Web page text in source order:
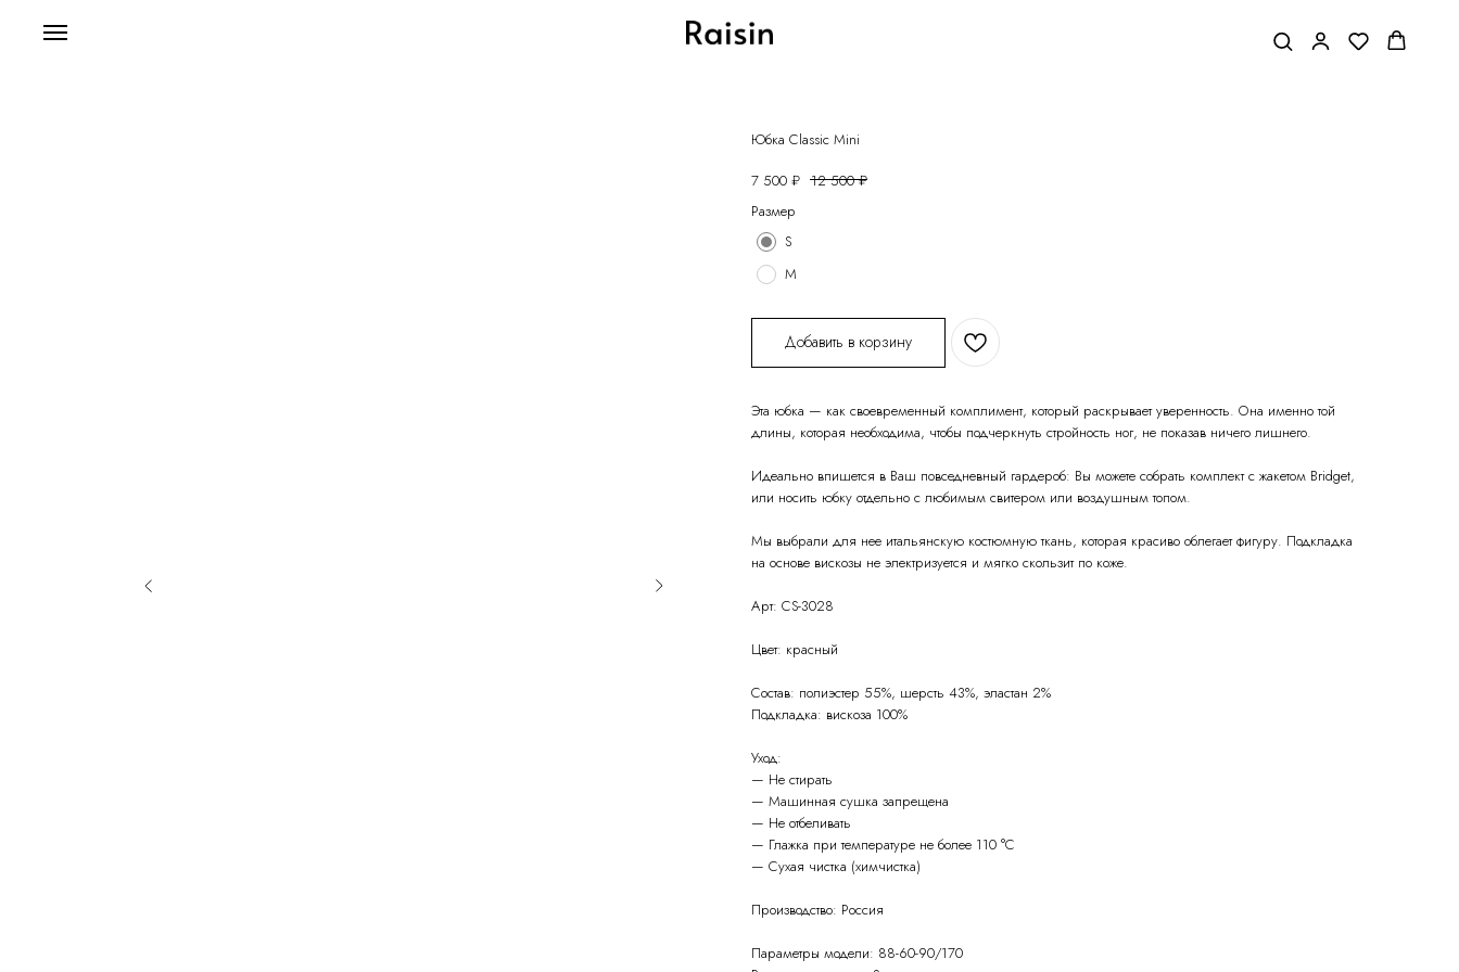
Юбка Classic Mini
7 500 ₽ 12 500 ₽
Размер
S
M
Добавить в корзину
Эта юбка — как своевременный комплимент, который раскрывает уверенность. Она именно той
длины, которая необходима, чтобы подчеркнуть стройность ног, не показав ничего лишнего.
Идеально впишется в Ваш повседневный гардероб: Вы можете собрать комплект с жакетом Bridget,
или носить юбку отдельно с любимым свитером или воздушным топом.
Мы выбрали для нее итальянскую костюмную ткань, которая красиво облегает фигуру. Подкладка
на основе вискозы не электризуется и мягко скользит по коже.
Арт: CS-3028
Цвет: красный
Состав: полиэстер 55%, шерсть 43%, эластан 2%
Подкладка: вискоза 100%
Уход:
— Не стирать
— Машинная сушка запрещена
— Не отбеливать
— Глажка при температуре не более 110 °C
— Сухая чистка (химчистка)
Производство: Россия
Параметры модели: 88-60-90/170